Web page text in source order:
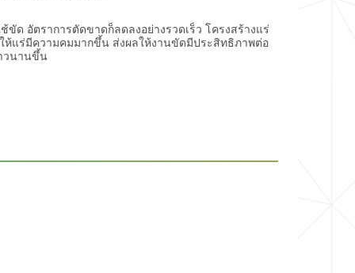
ด อัตราการตัดขาดก็ลดลงอย่างรวดเร็ว โครงสร้างแร่
แร่มีความคมมากขึ้น ส่งผลให้งานขัดมีประสิทธิภาพต่อ
วนานขึ้น